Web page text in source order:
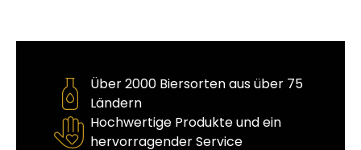
Über 2000 Biersorten aus über 75
Ländern
Hochwertige Produkte und ein
hervorragender Service